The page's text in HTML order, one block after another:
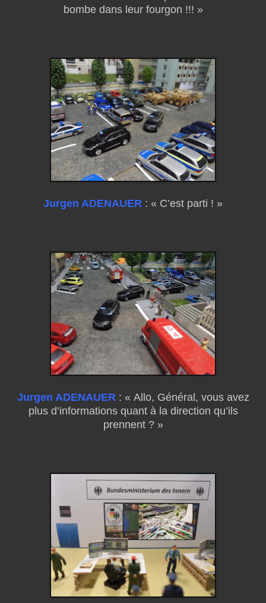
bombe dans leur fourgon !!! »
Jurgen ADENAUER : « C’est parti ! »
Jurgen ADENAUER : « Allo, Général, vous avez
plus d’informations quant à la direction qu’ils
prennent ? »